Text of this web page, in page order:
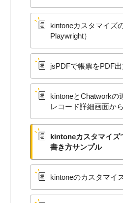
kintoneカスタマイズ
Playwright）
jsPDFで​帳票を​PDF出
kintoneと​Chatworkの​
レコード詳細画面か
kintoneカスタマイズ
書き方​サンプル
kintoneの​カスタマイ